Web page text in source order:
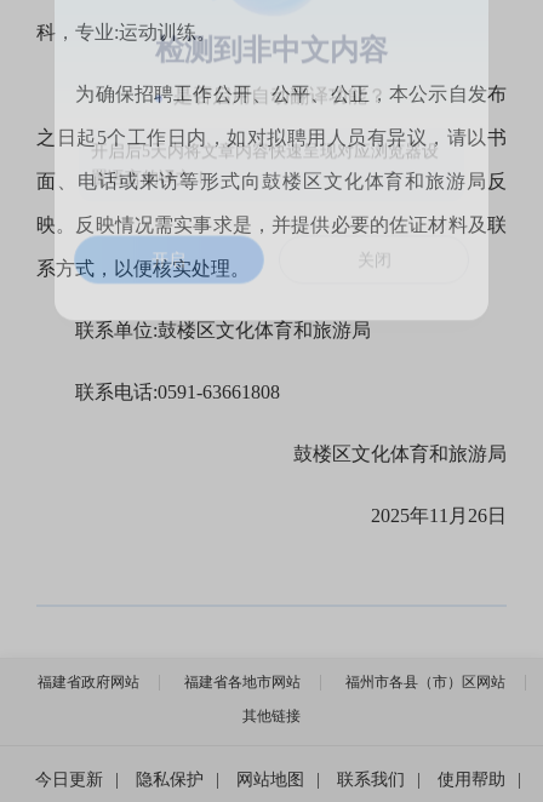
科，专业:运动训练。
为确保招聘工作公开、公平、公正，本公示自发布
之日起5个工作日内，如对拟聘用人员有异议，请以书
面、电话或来访等形式向鼓楼区文化体育和旅游局反
映。反映情况需实事求是，并提供必要的佐证材料及联
系方式，以便核实处理。
联系单位:鼓楼区文化体育和旅游局
联系电话:0591-63661808
鼓楼区文化体育和旅游局
2025年11月26日
福建省政府网站 福建省各地市网站
福州市各县（市）区网站
其他链接
今日更新 隐私保护 网站地图 联系我们 使用帮助
检测到非中文内容
是否启用自动翻译功能？
开启后5天内将文章内容快速呈现对应浏览器设
置语言的译文！
开启 关闭